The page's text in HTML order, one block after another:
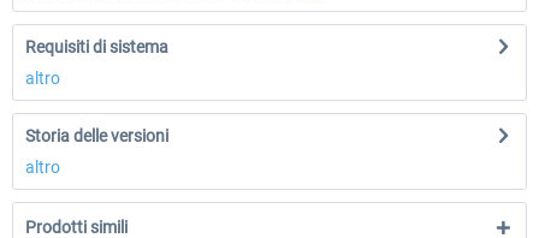
Requisiti di sistema
altro
Storia delle versioni
altro
Prodotti simili